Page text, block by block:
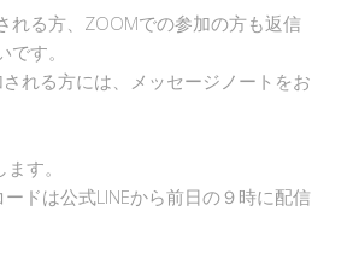
れる方、ZOOMでの参加の方も返信
す。
れる方には、メッセージノートをお
す。
ドは公式LINEから前日の９時に配信